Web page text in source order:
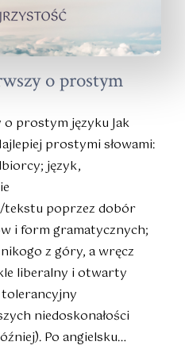
o prostym
prostym języku Jak
prostymi słowami:
język,
poprzez dobór
i form gramatycznych;
z góry, a wręcz
liberalny i otwarty
tolerancyjny
niedoskonałości
Po angielsku…